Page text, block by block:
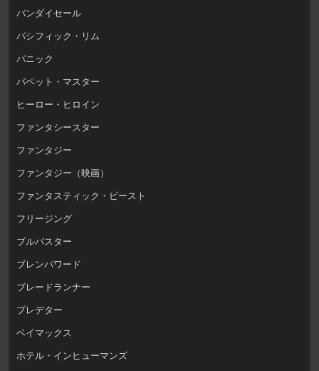
バンダイセール
パシフィック・リム
パニック
パペット・マスター
ヒーロー・ヒロイン
ファンタシースター
ファンタジー
ファンタジー（映画）
ファンタスティック・ビースト
フリージング
ブルバスター
ブレンパワード
ブレードランナー
プレデター
ベイマックス
ホテル・インヒューマンズ